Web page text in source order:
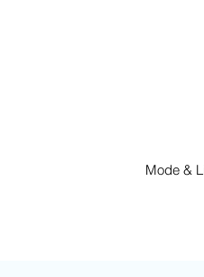
Mode &